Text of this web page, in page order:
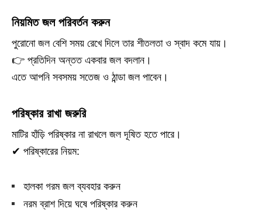
নিয়মিত জল পরিবর্তন করুন
পুরোনো জল বেশি সময় রেখে দিলে তার শীতলতা ও স্বাদ কমে যায়।
👉 প্রতিদিন অন্তত একবার জল বদলান।
এতে আপনি সবসময় সতেজ ও ঠান্ডা জল পাবেন।
পরিষ্কার রাখা জরুরি
মাটির হাঁড়ি পরিষ্কার না রাখলে জল দূষিত হতে পারে।
✔ পরিষ্কারের নিয়ম:
হালকা গরম জল ব্যবহার করুন
নরম ব্রাশ দিয়ে ঘষে পরিষ্কার করুন